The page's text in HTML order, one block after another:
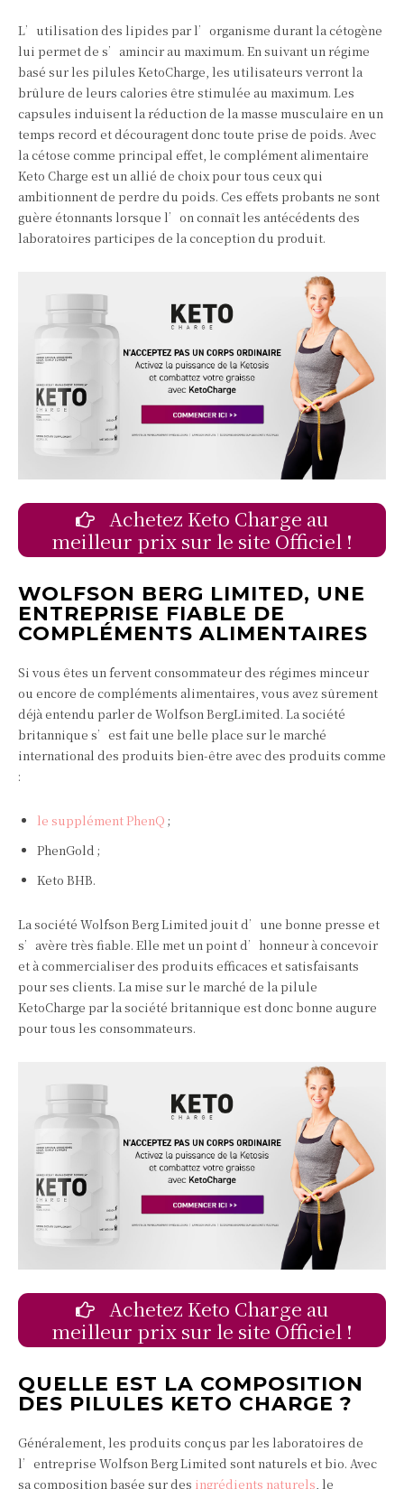
L’utilisation des lipides par l’organisme durant la cétogène
lui permet de s’amincir au maximum. En suivant un régime
basé sur les pilules KetoCharge, les utilisateurs verront la
brûlure de leurs calories être stimulée au maximum. Les
capsules induisent la réduction de la masse musculaire en un
temps record et découragent donc toute prise de poids. Avec
la cétose comme principal effet, le complément alimentaire
Keto Charge est un allié de choix pour tous ceux qui
ambitionnent de perdre du poids. Ces effets probants ne sont
guère étonnants lorsque l’on connaît les antécédents des
laboratoires participes de la conception du produit.
Achetez Keto Charge au
meilleur prix sur le site Officiel !
WOLFSON BERG LIMITED, UNE
ENTREPRISE FIABLE DE
COMPLÉMENTS ALIMENTAIRES
Si vous êtes un fervent consommateur des régimes minceur
ou encore de compléments alimentaires, vous avez sûrement
déjà entendu parler de Wolfson BergLimited. La société
britannique s’est fait une belle place sur le marché
international des produits bien-être avec des produits comme
:
le supplément PhenQ ;
PhenGold ;
Keto BHB.
La société Wolfson Berg Limited jouit d’une bonne presse et
s’avère très fiable. Elle met un point d’honneur à concevoir
et à commercialiser des produits efficaces et satisfaisants
pour ses clients. La mise sur le marché de la pilule
KetoCharge par la société britannique est donc bonne augure
pour tous les consommateurs.
Achetez Keto Charge au
meilleur prix sur le site Officiel !
QUELLE EST LA COMPOSITION
DES PILULES KETO CHARGE ?
Généralement, les produits conçus par les laboratoires de
l’entreprise Wolfson Berg Limited sont naturels et bio. Avec
sa composition basée sur des ingrédients naturels, le